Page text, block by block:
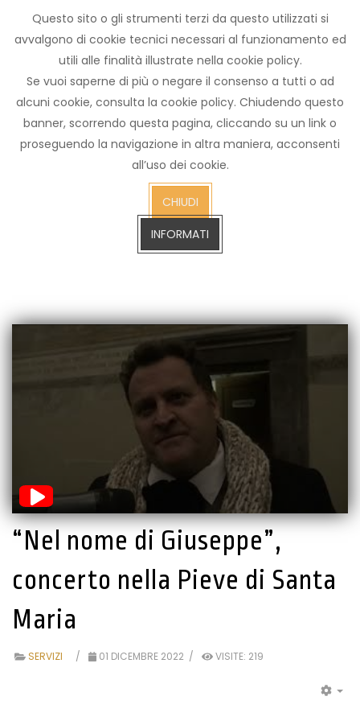
Questo sito o gli strumenti terzi da questo utilizzati si
avvalgono di cookie tecnici necessari al funzionamento ed
utili alle finalità illustrate nella cookie policy.
Se vuoi saperne di più o negare il consenso a tutti o ad
alcuni cookie, consulta la cookie policy. Chiudendo questo
banner, scorrendo questa pagina, cliccando su un link o
proseguendo la navigazione in altra maniera, acconsenti
all’uso dei cookie.
CHIUDI
INFORMATI
Archivio
notizie
Arezzo TV
CERCA SULL'ARCHIVIO FINO A GENNAIO 2023
“Nel nome di Giuseppe”,
concerto nella Pieve di Santa
Maria
SERVIZI 01 DICEMBRE 2022 VISITE: 219